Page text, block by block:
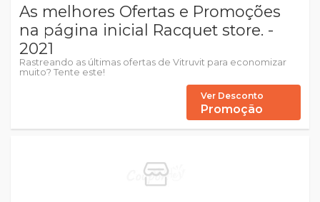
As melhores Ofertas e Promoções
na página inicial Racquet store. -
2021
Rastreando as últimas ofertas de Vitruvit para economizar
muito? Tente este!
Ver Desconto
Promoção